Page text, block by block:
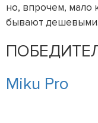
но, впрочем, мало
бывают дешевыми.
Miku Pro